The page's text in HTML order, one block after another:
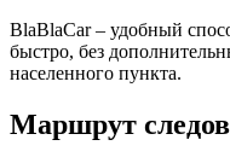
BlaBlaCar – удобный
быстро, без
населенного пункта.
Маршрут